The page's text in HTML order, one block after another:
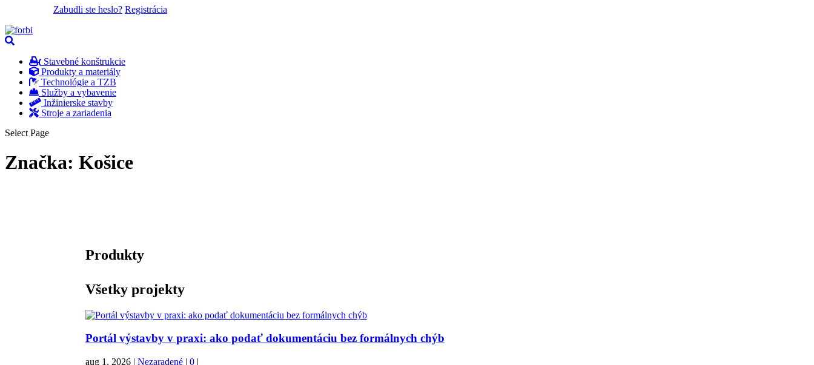
Zabudli ste heslo? Registrácia
Stavebné konštrukcie
Produkty a materiály
Technológie a TZB
Služby a vybavenie
Inžinierske stavby
Stroje a zariadenia
Select Page
Značka: Košice
Produkty
Všetky projekty
Portál výstavby v praxi: ako podať dokumentáciu bez formálnych chýb
aug 1, 2026| Nezaradené| 0 |